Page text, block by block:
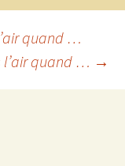
quand …
l’air quand … →